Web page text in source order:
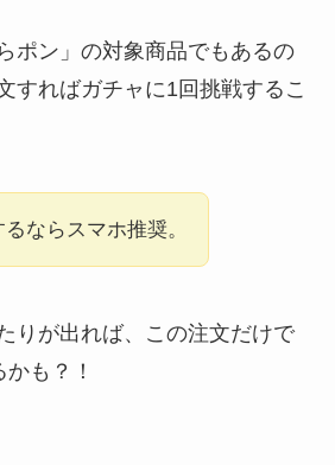
ポン」の対象商品でもあるの
すればガチャに1回挑戦するこ
ならスマホ推奨。
りが出れば、この注文だけで
も？！